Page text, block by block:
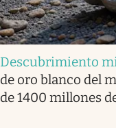
Descubrimiento
de oro blanco del
de 1400 millones